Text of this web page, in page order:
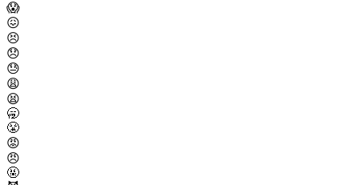
😱
😖
😣
😞
😓
😩
😫
🥱
😤
😡
😠
🤬